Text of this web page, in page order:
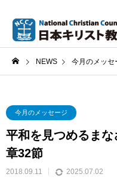
NEWS 今月のメッセ
今月のメッセージ
平和を見つめるま
章32節
2018.09.11 2025.07.02